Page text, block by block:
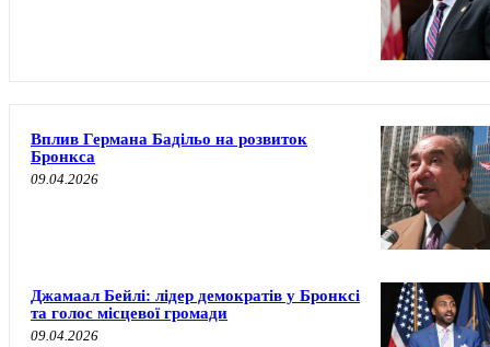
Вплив Германа Бадільо на розвиток
Бронкса
09.04.2026
Джамаал Бейлі: лідер демократів у Бронксі
та голос місцевої громади
09.04.2026